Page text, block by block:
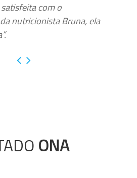
com o
nutricionista Bruna, ela
ONA